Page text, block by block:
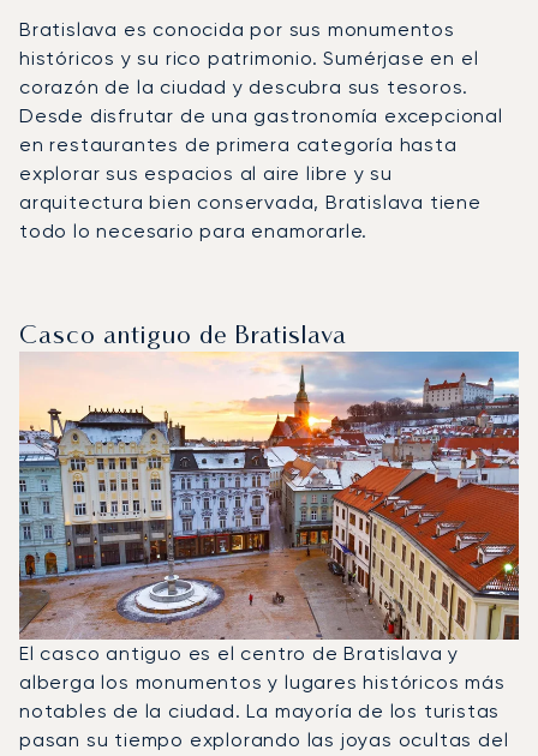
Bratislava es conocida por sus monumentos
históricos y su rico patrimonio. Sumérjase en el
corazón de la ciudad y descubra sus tesoros.
Desde disfrutar de una gastronomía excepcional
en restaurantes de primera categoría hasta
explorar sus espacios al aire libre y su
arquitectura bien conservada, Bratislava tiene
todo lo necesario para enamorarle.
Casco antiguo de Bratislava
El casco antiguo es el centro de Bratislava y
alberga los monumentos y lugares históricos más
notables de la ciudad. La mayoría de los turistas
pasan su tiempo explorando las joyas ocultas del